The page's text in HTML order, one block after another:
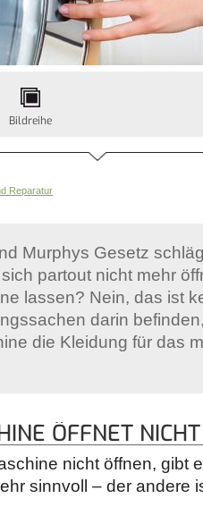
Bildreihe
Reparatur
Murphys Gesetz
par­tout nicht mehr
lassen? Nein, das ist
darin
die Kleidung für das
ÖFFNET NICHT
nicht öffnen, gibt
sinnvoll – der andere